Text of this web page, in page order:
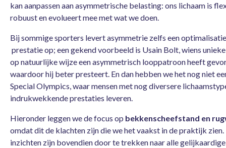
kan aanpassen aan asymmetrische belasting: ons lichaam is
robuust en evolueert mee met wat we doen.
Bij sommige sporters levert asymmetrie zelfs een
prestatie op; een gekend voorbeeld is Usain Bolt, wiens
op natuurlijke wijze een asymmetrisch looppatroon heeft
waardoor hij beter presteert. En dan hebben we het nog niet
Special Olympics, waar mensen met nog diversere
indrukwekkende prestaties leveren.
Hieronder leggen we de focus op bekkenscheefstand en
omdat dit de klachten zijn die we het vaakst in de praktijk zien.
inzichten zijn bovendien door te trekken naar alle gelijkaardige